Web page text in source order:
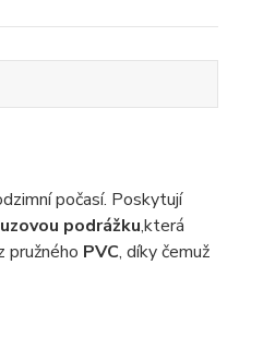
počasí. Poskytují
podrážku,která
pružného PVC, díky čemuž